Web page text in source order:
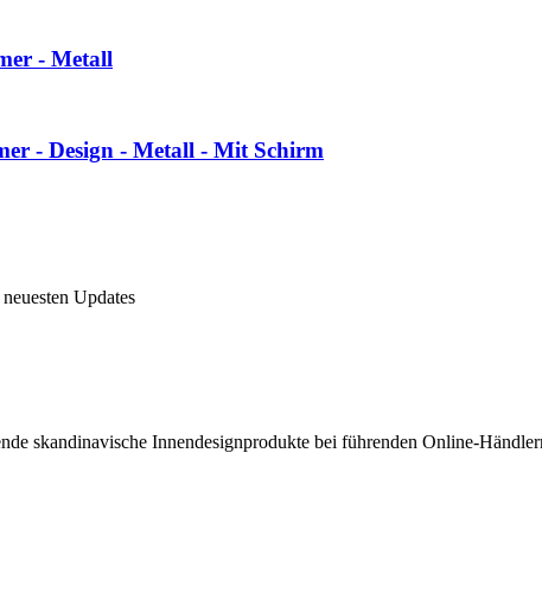
- Metall
- Design - Metall - Mit Schirm
Updates
skandinavische Innendesignprodukte bei führenden Online-